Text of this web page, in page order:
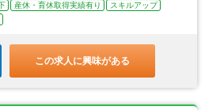
産休・育休取得実績有り
スキルアップ
この求人に興味がある